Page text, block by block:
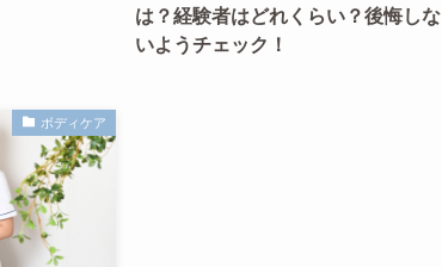
は？経験者はどれくらい？後悔しな
いようチェック！
ボディケア